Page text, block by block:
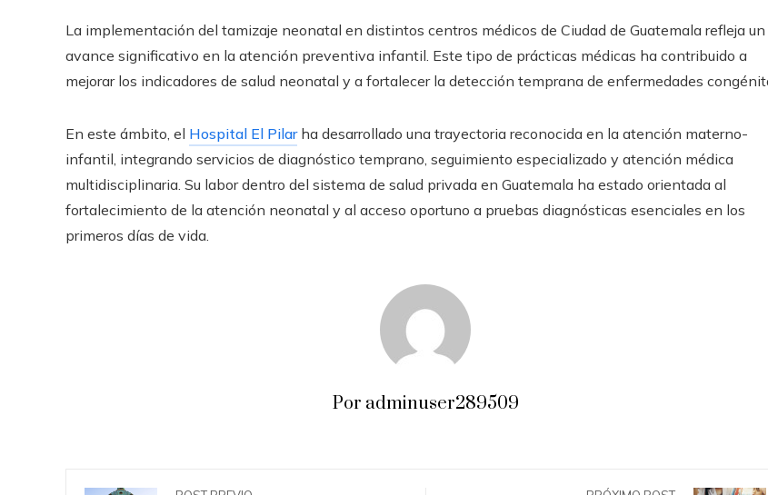
La implementación del tamizaje neonatal en distintos centros médicos de Ciudad de Guatemala refleja un
avance significativo en la atención preventiva infantil. Este tipo de prácticas médicas ha contribuido a
mejorar los indicadores de salud neonatal y a fortalecer la detección temprana de enfermedades
En este ámbito, el Hospital El Pilarha desarrollado una trayectoria reconocida en la atención materno-
infantil, integrando servicios de diagnóstico temprano, seguimiento especializado y atención médica
multidisciplinaria. Su labor dentro del sistema de salud privada en Guatemala ha estado orientada al
fortalecimiento de la atención neonatal y al acceso oportuno a pruebas diagnósticas esenciales en los
primeros días de vida.
Por adminuser289509